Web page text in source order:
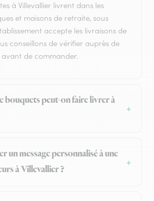
à Villevallier livrent dans les
et maisons de retraite, sous
accepte les livraisons de
conseillons de vérifier auprès de
avant de commander.
bouquets peut-on faire livrer à
un message personnalisé à une
à Villevallier ?